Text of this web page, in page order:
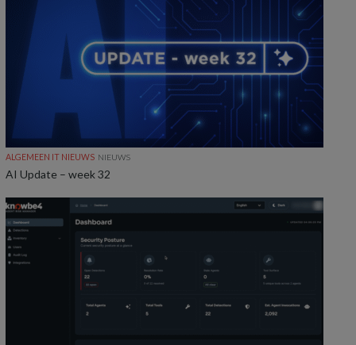
ALGEMEEN IT NIEUWS NIEUWS
AI Update – week 32